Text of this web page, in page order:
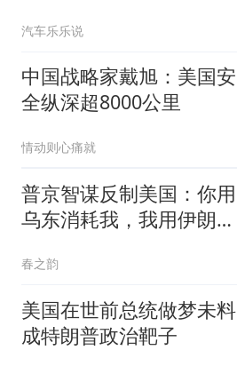
汽车乐乐说
中国战略家戴旭：美国安
全纵深超8000公里
情动则心痛就
普京智谋反制美国：你用
乌东消耗我，我用伊朗消
春之韵
美国在世前总统做梦未料
成特朗普政治靶子